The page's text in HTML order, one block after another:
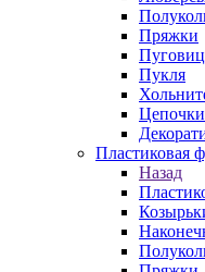
Пряжки
Пукля
Пластиковая
Назад